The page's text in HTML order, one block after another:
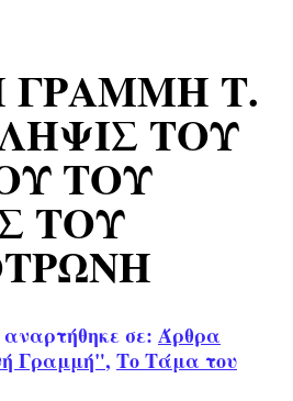
ΓΡΑΜΜΗ Τ.
ΤΟΥ
ΤΟΥ
ΤΟΥ
αναρτήθηκε σε: Άρθρα
Γραμμή", Το Τάμα του